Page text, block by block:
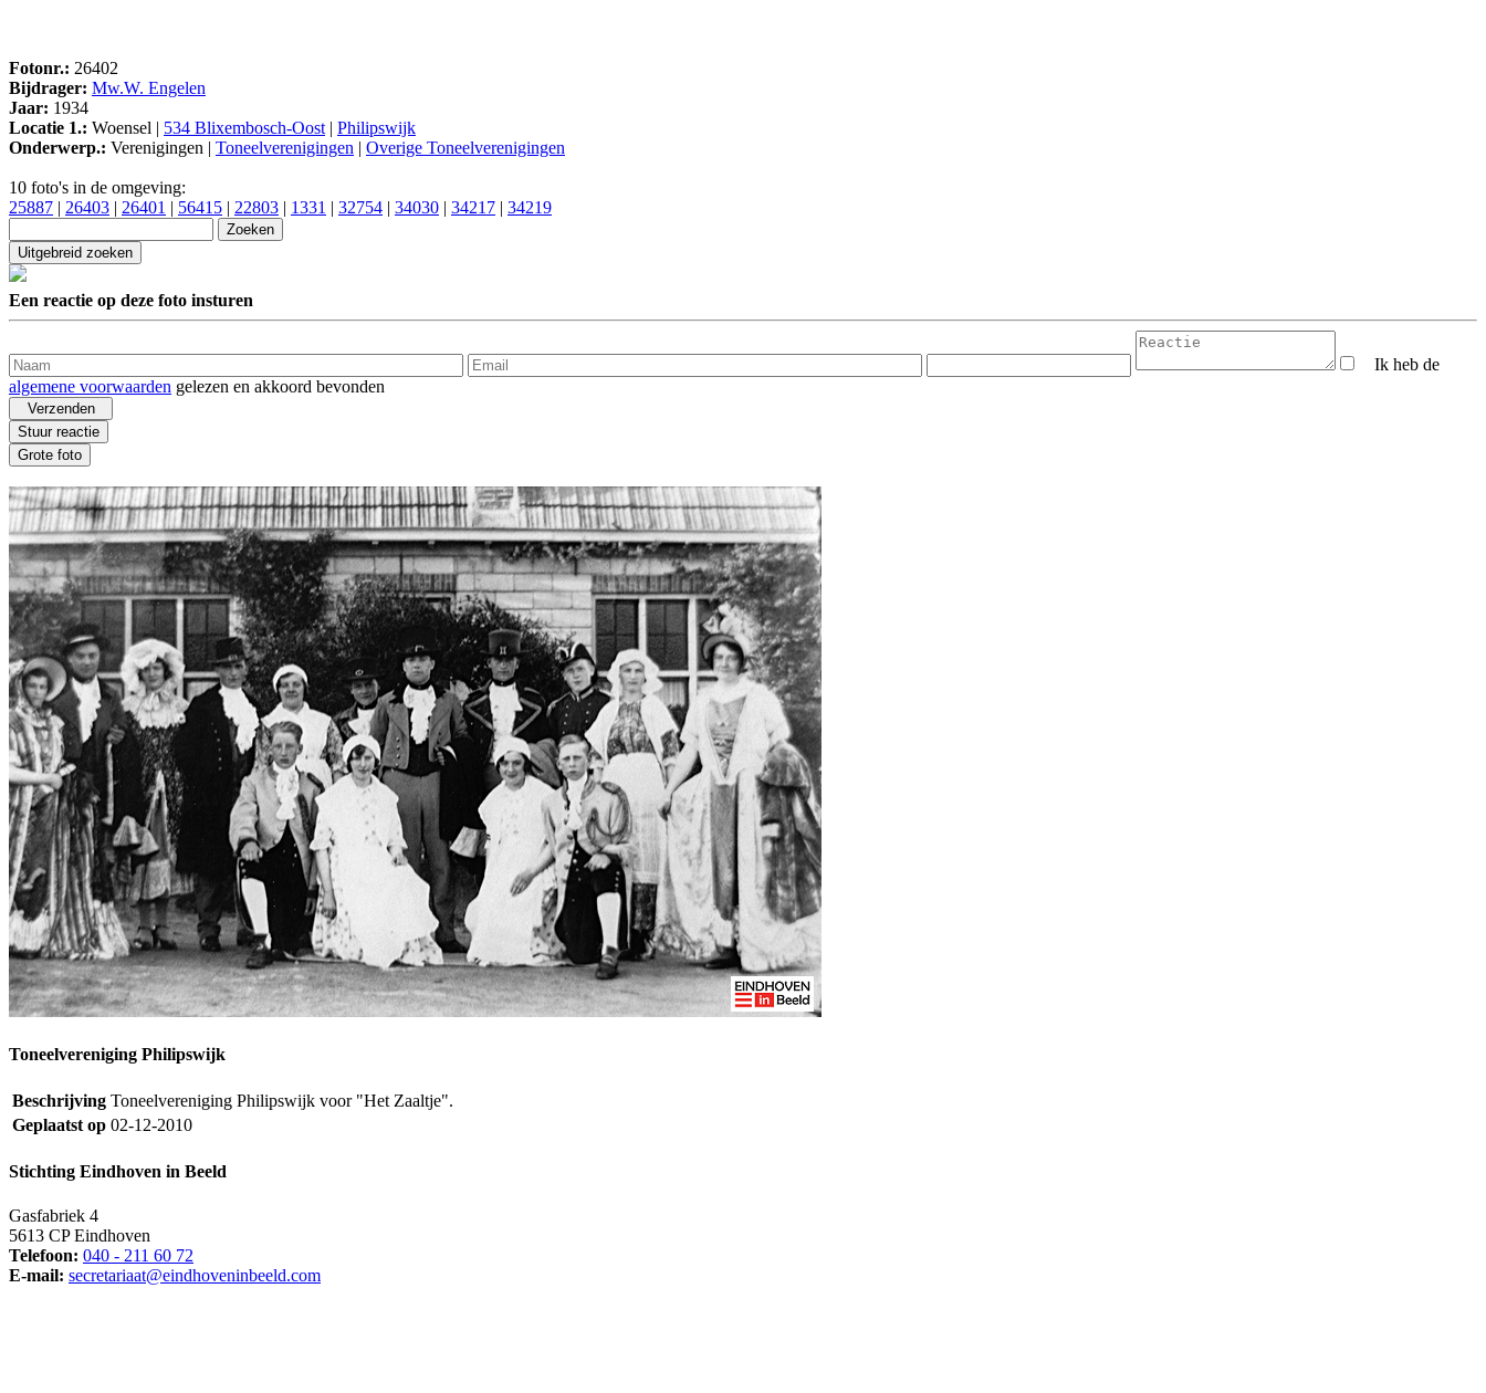
Fotonr.: 26402
Bijdrager: Mw.W. Engelen
Jaar: 1934
Locatie 1.: Woensel | 534 Blixembosch-Oost| Philipswijk
Onderwerp.: Verenigingen | Toneelverenigingen Overige Toneelverenigingen
10 foto's in de omgeving:
25887
26403 26401 56415 22803 1331 32754 34030 34217 34219
Een reactie op deze foto insturen
Ik heb de
algemene voorwaarden gelezen en akkoord bevonden
Toneelvereniging Philipswijk
Beschrijving Toneelvereniging Philipswijk voor "Het Zaaltje".
Geplaatst op 02-12-2010
Stichting Eindhoven in Beeld
Gasfabriek 4
5613 CP Eindhoven
Telefoon: 040 - 211 60 72
E-mail: secretariaat@eindhoveninbeeld.com